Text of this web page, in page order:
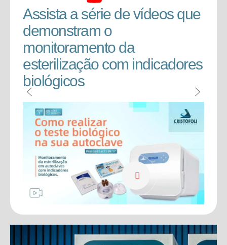
Assista a série de vídeos que
demonstram o
monitoramento da
esterilização com indicadores
biológicos